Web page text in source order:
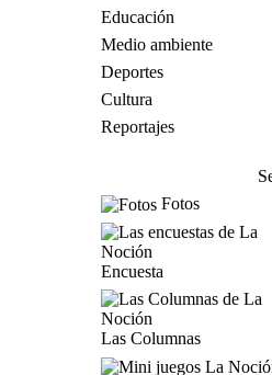
Educación
Medio ambiente
Deportes
Cultura
Reportajes
Fotos
Encuesta
Las Columnas